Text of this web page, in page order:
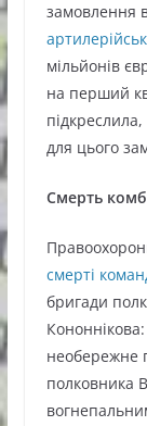
замовлення
мільйонів
на перший
для цього
Смерть
смерті
бригади
необережне
полковника